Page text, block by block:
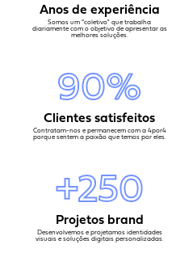
Anos de experiência
Somos um “coletivo" que trabalha
diariamente com o objetivo de apresentar as
melhores soluções.
90%
Clientes satisfeitos
Contratam-nos e permanecem com a 4por4
porque sentem a paixão que temos por eles.
+250
Projetos brand
Desenvolvemos e projetamos identidades
visuais e soluções digitais personalizadas.